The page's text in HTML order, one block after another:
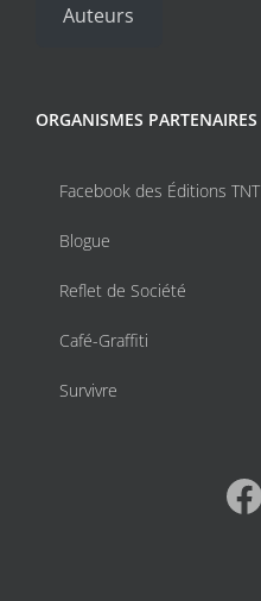
Auteurs
ORGANISMES PARTENAIRES
Facebook des Éditions TNT
Blogue
Reflet de Société
Café-Graffiti
Survivre